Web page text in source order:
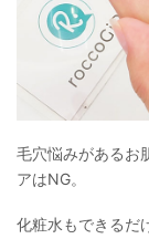
毛穴悩みがあるお
アはNG。
化粧水もできるだ